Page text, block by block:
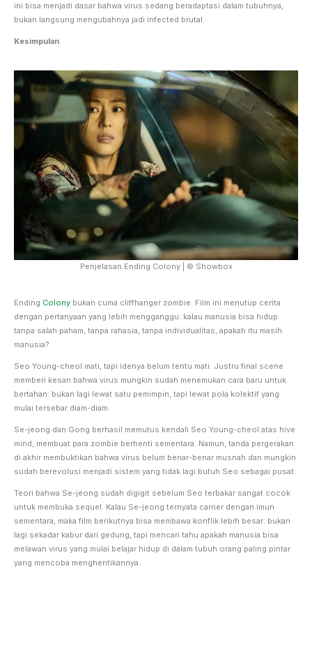
ini bisa menjadi dasar bahwa virus sedang beradaptasi dalam tubuhnya,
bukan langsung mengubahnya jadi infected brutal.
Kesimpulan
Penjelasan Ending Colony | © Showbox
Ending Colony bukan cuma cliffhanger zombie. Film ini menutup cerita
dengan pertanyaan yang lebih mengganggu: kalau manusia bisa hidup
tanpa salah paham, tanpa rahasia, tanpa individualitas, apakah itu masih
manusia?
Seo Young-cheol mati, tapi idenya belum tentu mati. Justru final scene
memberi kesan bahwa virus mungkin sudah menemukan cara baru untuk
bertahan: bukan lagi lewat satu pemimpin, tapi lewat pola kolektif yang
mulai tersebar diam-diam.
Se-jeong dan Gong berhasil memutus kendali Seo Young-cheol atas hive
mind, membuat para zombie berhenti sementara. Namun, tanda pergerakan
di akhir membuktikan bahwa virus belum benar-benar musnah dan mungkin
sudah berevolusi menjadi sistem yang tidak lagi butuh Seo sebagai pusat.
Teori bahwa Se-jeong sudah digigit sebelum Seo terbakar sangat cocok
untuk membuka sequel. Kalau Se-jeong ternyata carrier dengan imun
sementara, maka film berikutnya bisa membawa konflik lebih besar: bukan
lagi sekadar kabur dari gedung, tapi mencari tahu apakah manusia bisa
melawan virus yang mulai belajar hidup di dalam tubuh orang paling pintar
yang mencoba menghentikannya.